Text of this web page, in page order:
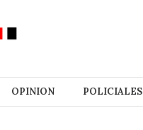
OPINION POLICIALES